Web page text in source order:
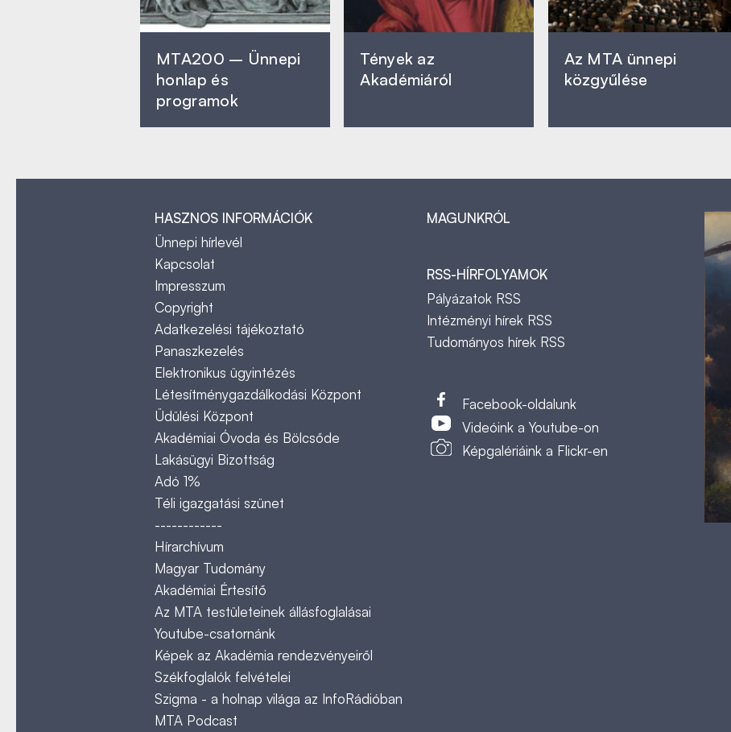
MTA200 – Ünnepi
honlap és
programok
Tények az
Akadémiáról
Az MTA ünnepi
közgyűlése
HASZNOS INFORMÁCIÓK
Ünnepi hírlevél
Kapcsolat
Impresszum
Copyright
Adatkezelési tájékoztató
Panaszkezelés
Elektronikus ügyintézés
Létesítménygazdálkodási Központ
Üdülési Központ
Akadémiai Óvoda és Bölcsőde
Lakásügyi Bizottság
Adó 1%
Téli igazgatási szünet
------------
Hírarchívum
Magyar Tudomány
Akadémiai Értesítő
Az MTA testületeinek állásfoglalásai
Youtube-csatornánk
Képek az Akadémia rendezvényeiről
Székfoglalók felvételei
Szigma - a holnap világa az InfoRádióban
MTA Podcast
MAGUNKRÓL
RSS-HÍRFOLYAMOK
Pályázatok RSS
Intézményi hírek RSS
Tudományos hírek RSS
Facebook-oldalunk
Videóink a Youtube-on
Képgalériáink a Flickr-en